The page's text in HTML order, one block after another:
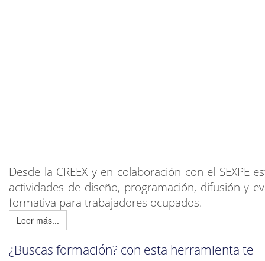
Desde la CREEX y en colaboración con el SEXPE
actividades de diseño, programación, difusión y
formativa para trabajadores ocupados.
Leer más...
¿Buscas formación? con esta herramienta te